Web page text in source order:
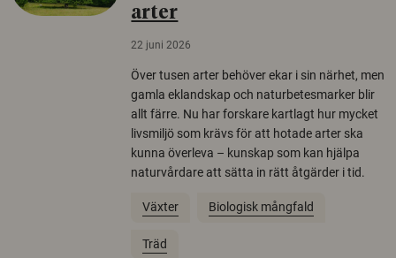
arter
22 juni 2026
Över tusen arter behöver ekar i sin närhet, men
gamla eklandskap och naturbetesmarker blir
allt färre. Nu har forskare kartlagt hur mycket
livsmiljö som krävs för att hotade arter ska
kunna överleva – kunskap som kan hjälpa
naturvårdare att sätta in rätt åtgärder i tid.
Växter Biologisk mångfald
Träd